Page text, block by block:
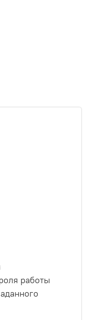
работы